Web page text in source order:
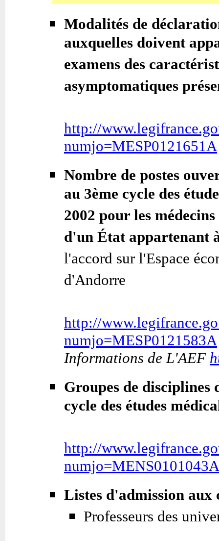
Modalités de
auxquelles doivent
examens des
asymptomatiques
http://
numjo=MESP0121651A
Nombre de postes
au 3ème cycle des
2002 pour les
d'un État appartenant
l'accord sur l'Espace
d'Andorre
http://
numjo=MESP0121583A
Informations de L'AEF
Groupes de
cycle des études
http://
numjo=MENS0101043A
Listes d'admission aux
Professeurs des